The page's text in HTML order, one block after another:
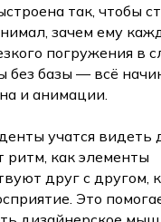
так, чтобы
зачем ему
погружения в
без базы — всё
и анимации.
учатся видеть
ритм, как элементы
друг с другом,
Это